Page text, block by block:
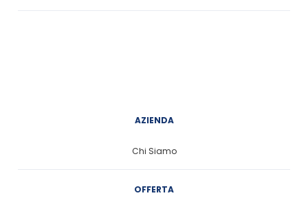
AZIENDA
Chi Siamo
OFFERTA